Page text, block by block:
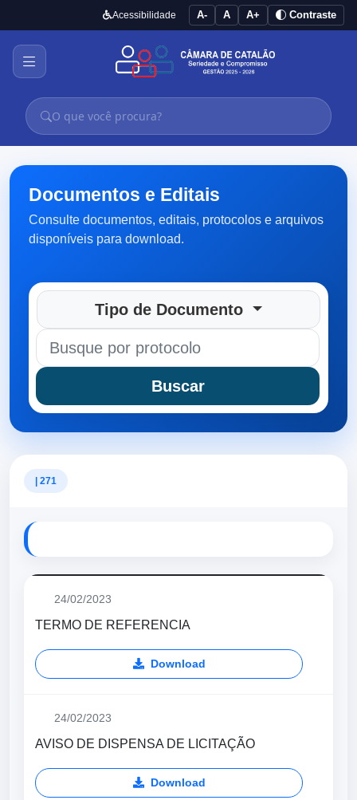
Acessibilidade A- A A+ Contraste
Documentos e Editais
Consulte documentos, editais, protocolos e arquivos
disponíveis para download.
Tipo de Documento
Buscar
| 271
24/02/2023
TERMO DE REFERENCIA
Download
24/02/2023
AVISO DE DISPENSA DE LICITAÇÃO
Download